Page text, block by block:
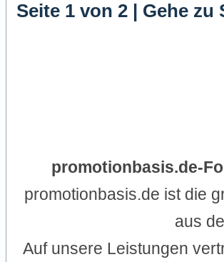
Seite 1 von 2 | Gehe zu
promotionbasis.de-
promotionbasis.de ist die
aus
Auf unsere Leistungen